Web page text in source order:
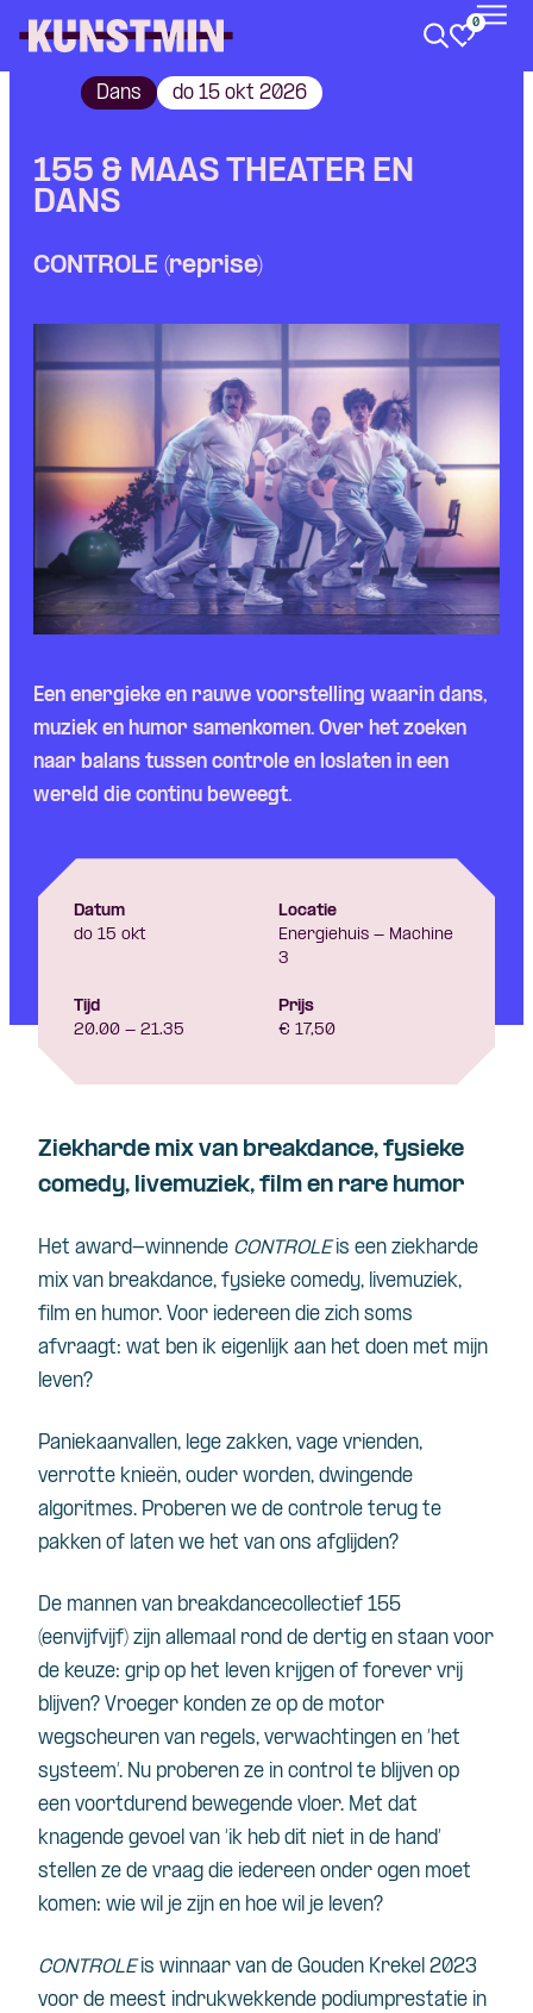
Skip navigatie
0
Dans do 15 okt 2026
155 & MAAS THEATER EN
DANS
CONTROLE (reprise)
Een energieke en rauwe voorstelling waarin dans,
muziek en humor samenkomen. Over het zoeken
naar balans tussen controle en loslaten in een
wereld die continu beweegt.
Datum
do 15 okt
Locatie
Energiehuis - Machine
3
Tijd
20.00 - 21.35
Prijs
€ 17,50
Ziekharde mix van breakdance, fysieke
comedy, livemuziek, film en rare humor
Het award-winnende CONTROLEis een ziekharde
mix van breakdance, fysieke comedy, livemuziek,
film en humor. Voor iedereen die zich soms
afvraagt: wat ben ik eigenlijk aan het doen met mijn
leven?
Paniekaanvallen, lege zakken, vage vrienden,
verrotte knieën, ouder worden, dwingende
algoritmes. Proberen we de controle terug te
pakken of laten we het van ons afglijden?
De mannen van breakdancecollectief 155
(eenvijfvijf) zijn allemaal rond de dertig en staan voor
de keuze: grip op het leven krijgen of forever vrij
blijven? Vroeger konden ze op de motor
wegscheuren van regels, verwachtingen en ‘het
systeem’. Nu proberen ze in control te blijven op
een voortdurend bewegende vloer. Met dat
knagende gevoel van ‘ik heb dit niet in de hand’
stellen ze de vraag die iedereen onder ogen moet
komen: wie wil je zijn en hoe wil je leven?
CONTROLEis winnaar van de Gouden Krekel 2023
voor de meest indrukwekkende podiumprestatie in